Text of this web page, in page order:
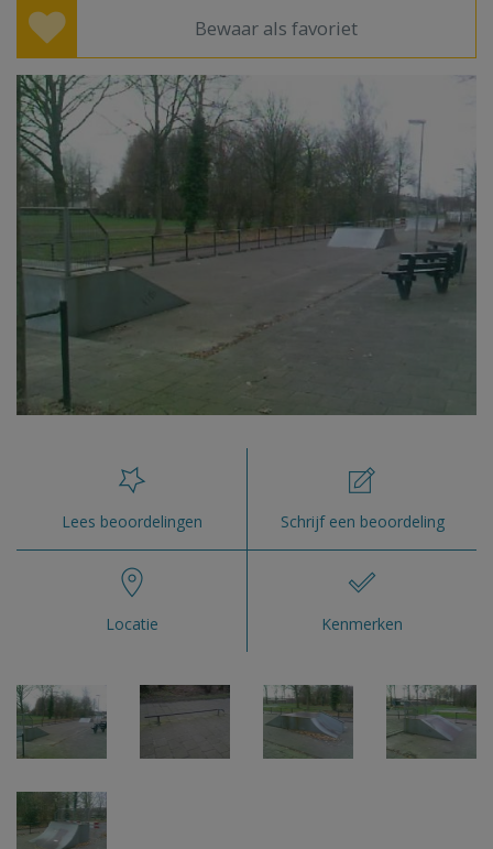
Bewaar als favoriet
Lees beoordelingen Schrijf een beoordeling
Locatie Kenmerken